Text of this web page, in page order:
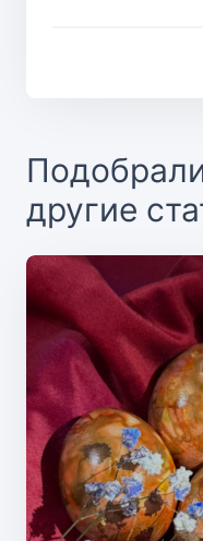
другие